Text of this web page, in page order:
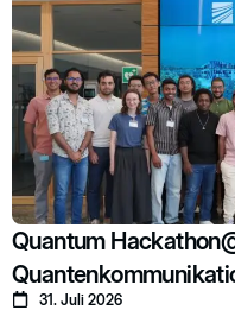
Quantum
31. Juli 2026